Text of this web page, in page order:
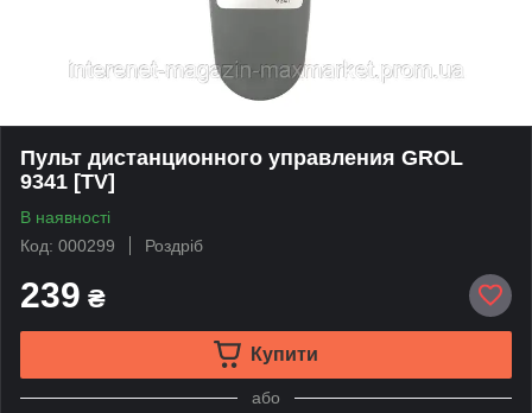
Пульт дистанционного управления GROL
9341 [TV]
В наявності
Код: 000299
Роздріб
239 ₴
Купити
або